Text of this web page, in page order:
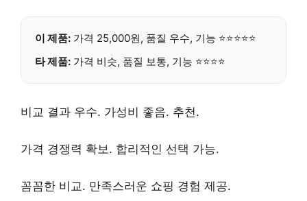
이 제품: 가격 25,000원, 품질 우수, 기능 ⭐⭐⭐⭐⭐
타 제품: 가격 비슷, 품질 보통, 기능 ⭐⭐⭐⭐
비교 결과 우수. 가성비 좋음. 추천.
가격 경쟁력 확보. 합리적인 선택 가능.
꼼꼼한 비교. 만족스러운 쇼핑 경험 제공.